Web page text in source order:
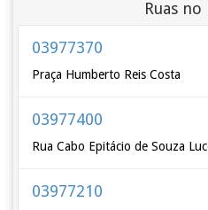
Ruas
03977370
Praça Humberto Reis Costa
03977400
Rua Cabo Epitácio de Souza
03977210